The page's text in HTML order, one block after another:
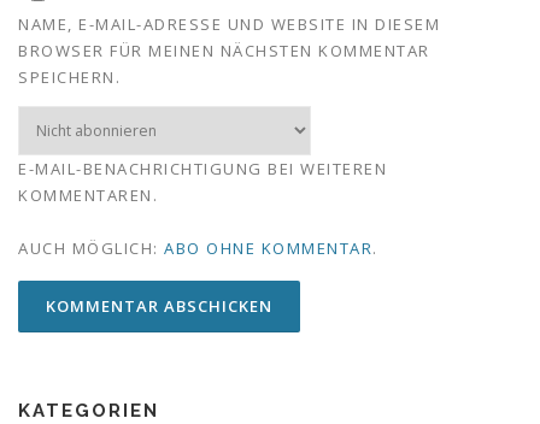
NAME, E-MAIL-ADRESSE UND WEBSITE IN DIESEM
BROWSER FÜR MEINEN NÄCHSTEN KOMMENTAR
SPEICHERN.
E-MAIL-BENACHRICHTIGUNG BEI WEITEREN
KOMMENTAREN.
AUCH MÖGLICH: ABO OHNE KOMMENTAR.
KATEGORIEN